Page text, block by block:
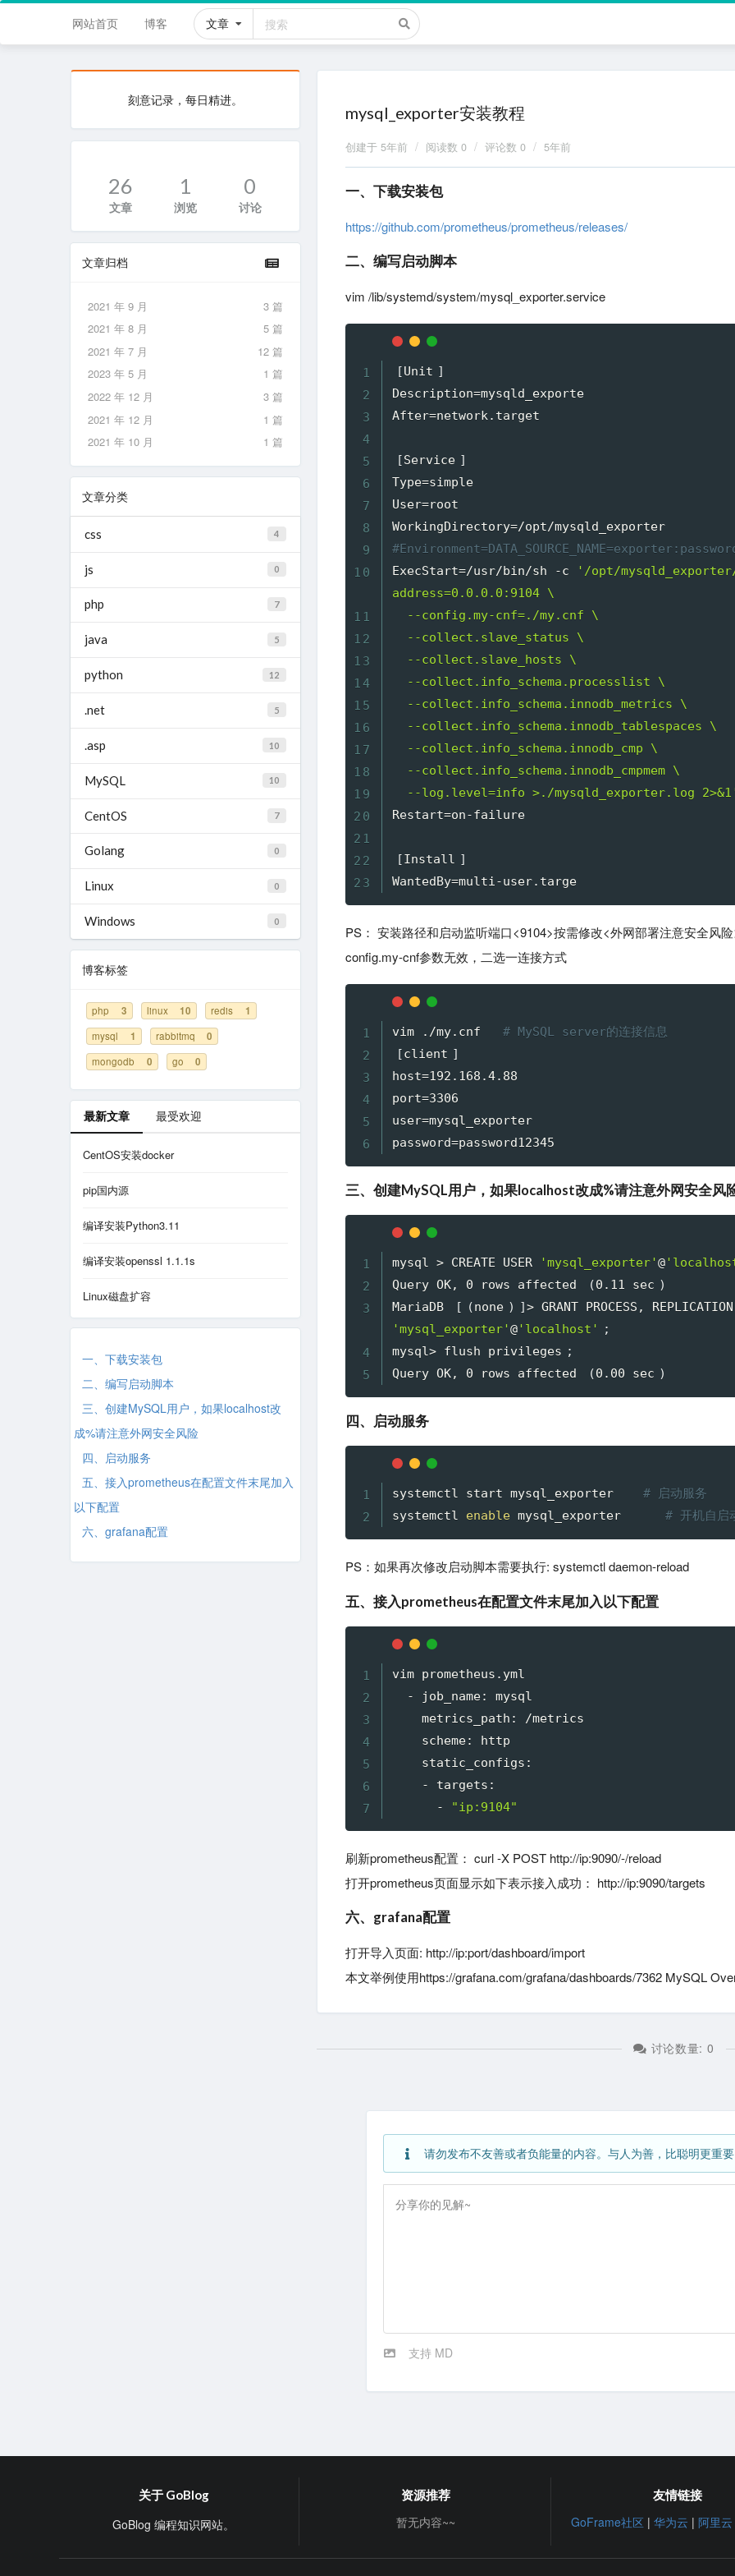
网站首页 博客 文章
mysql_exporter安装教程
创建于 5年前 / 阅读数 0 / 评论数 0 / 5年前
一、下载安装包
https://github.com/prometheus/prometheus/releases/
二、编写启动脚本
vim /lib/systemd/system/mysql_exporter.service
[Unit ]
Description=mysqld_exporte
After=network.target
[Service ]
Type=simple
User=root
WorkingDirectory=
#
ExecStart=/usr/bin/sh -c
'/opt/
address=0.0.0.0:9104 \
--log.level=info >./mysqld_exporter.log
Restart=on-failure
[Install ]
WantedBy=
PS： 安装路径和启动监听端口<9104>按需修改<外网部署注意安全风
config.my-cnf参数无效，二选一连接方式
vim ./my.cnf # MySQL server的连接信息
[client ]
host=192.168.4.88
port=3306
user=mysql_exporter
password=
三、创建MySQL用户，如果localhost改成%请注意外网安全风
mysql > CREATE USER 'mysql_exporter'@
Query OK, 0 rows affected
(0.11 sec )
MariaDB
[ (none ) ]>
'mysql_exporter'@'localhost'
;
mysql> flush privileges ;
Query OK, 0 rows affected
(0.00 sec )
四、启动服务
systemctl start mysql_exporter # 启动服务
systemctl enable mysql_exporter # 开机自启
PS：如果再次修改启动脚本需要执行: systemctl daemon-reload
五、接入prometheus在配置文件末尾加入以下配置
vim prometheus.yml
      -
"ip:9104"
刷新prometheus配置： curl -X POST http://ip:9090/-/reload
打开prometheus页面显示如下表示接入成功： http://ip:9090/targets
六、grafana配置
打开导入页面: http://ip:port/dashboard/import
本文举例使用https://grafana.com/grafana/dashboards/7362 MySQL
讨论数量: 0
请勿发布不友善或者负能量的内容。与人为善，比聪明更重
分享你的见解~
支持 MD
刻意记录，每日精进。
26
文章
1
浏览
0
讨论
文章归档
3 篇
2021 年 9 月
5 篇
2021 年 8 月
12 篇
2021 年 7 月
1 篇
2023 年 5 月
3 篇
2022 年 12 月
1 篇
2021 年 12 月
1 篇
2021 年 10 月
文章分类
css 4
js 0
php 7
java 5
python 12
.net 5
.asp 10
MySQL 10
CentOS 7
Golang 0
Linux 0
Windows 0
博客标签
php 3 linux 10 redis 1
mysql 1 rabbitmq 0
mongodb 0 go 0
最新文章 最受欢迎
CentOS安装docker
pip国内源
编译安装Python3.11
编译安装openssl 1.1.1s
Linux磁盘扩容
一、下载安装包
二、编写启动脚本
三、创建MySQL用户，如果localhost改
成%请注意外网安全风险
四、启动服务
五、接入prometheus在配置文件末尾加入
以下配置
六、grafana配置
关于 GoBlog
GoBlog 编程知识网站。
资源推荐
暂无内容~~
友情链接
GoFrame社区 | 华为云 | 阿里云